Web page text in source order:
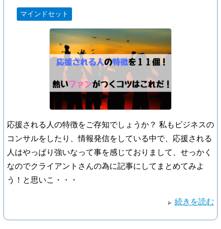
マインドセット
応援される人の特徴をご存知でしょうか？ 私もビジネスの
コンサルをしたり、情報発信をしている中で、応援される
人はやっぱり強いなって事を感じておりまして、せっかく
なのでクライアントさんの為に記事にしてまとめてみよ
う！と思いこ・・・
続きを読む